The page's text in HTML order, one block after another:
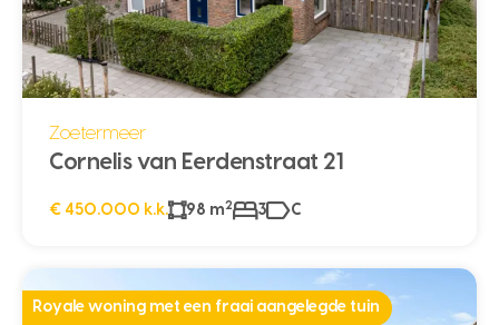
Zoetermeer
Cornelis van Eerdenstraat 21
€ 450.000 k.k. 98 m2 3 C
Royale woning met een fraai aangelegde tuin